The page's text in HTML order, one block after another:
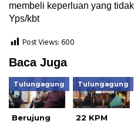
membeli keperluan yang
Yps/kbt
Post Views:600
Baca Juga
Tulungagung
Berujung
Tulungagung
22 KPM